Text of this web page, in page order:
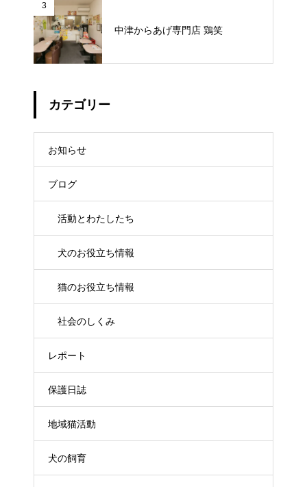
3
中津からあげ専門店 鶏笑
カテゴリー
お知らせ
ブログ
活動とわたしたち
犬のお役立ち情報
猫のお役立ち情報
社会のしくみ
レポート
保護日誌
地域猫活動
犬の飼育